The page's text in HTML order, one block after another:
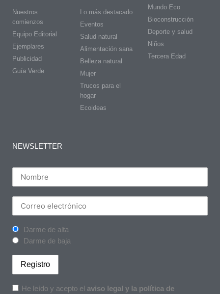
Nuestros
comienzos
Equipo Editorial
Ejemplares
Publicidad
Guía Verde
Lo más destacado
Eventos
Salud natural
Alimentación sana
Belleza natural
Mujer
Trucos para el
hogar
Ecoideas
Mundo Eco
Bioconstrucción
Deporte y salud
Niños
Tercera Edad
NEWSLETTER
Darme de alta
Darme de baja
He leído y acepto el aviso legal y la política de